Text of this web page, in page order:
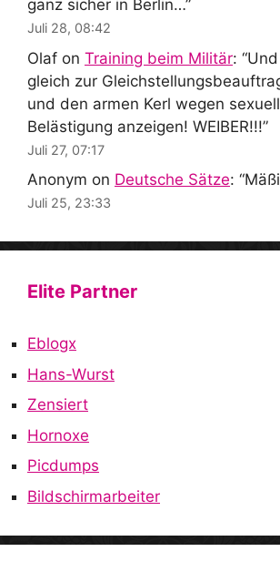
ganz sicher in Berlin…”
Juli 28, 08:42
Olaf on Training beim Militär: “
gleich zur
und den armen Kerl wegen
Belästigung anzeigen! WEIBER!!!”
Juli 27, 07:17
Anonym on Deutsche Sätze: “
Juli 25, 23:33
Elite Partner
Eblogx
Hans-Wurst
Zensiert
Hornoxe
Picdumps
Bildschirmarbeiter